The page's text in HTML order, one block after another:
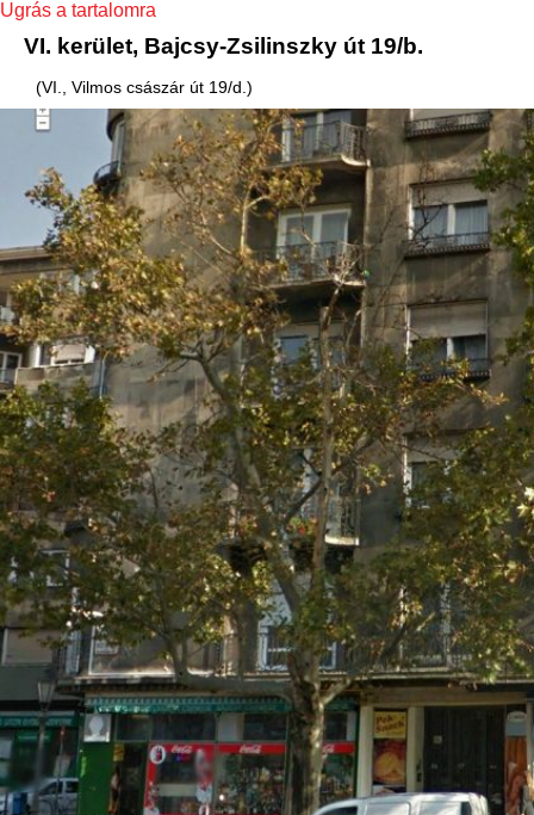
Ugrás a tartalomra
VI. kerület, Bajcsy-Zsilinszky út 19/b.
(VI., Vilmos császár út 19/d.)